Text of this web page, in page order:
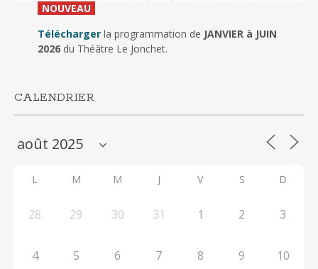
NOUVEAU_
Télécharger la programmation de JANVIER à JUIN
2026du Théâtre Le Jonchet.
CALENDRIER
L M M J V S D
28 29 30 31 1 2 3
4 5 6 7 8 9 10